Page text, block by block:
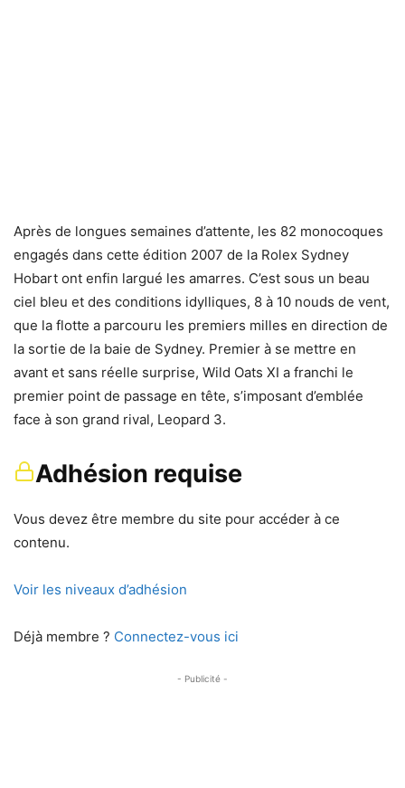
Après de longues semaines d’attente, les 82 monocoques
engagés dans cette édition 2007 de la Rolex Sydney
Hobart ont enfin largué les amarres. C’est sous un beau
ciel bleu et des conditions idylliques, 8 à 10 nouds de vent,
que la flotte a parcouru les premiers milles en direction de
la sortie de la baie de Sydney. Premier à se mettre en
avant et sans réelle surprise, Wild Oats XI a franchi le
premier point de passage en tête, s’imposant d’emblée
face à son grand rival, Leopard 3.
Adhésion requise
Vous devez être membre du site pour accéder à ce
contenu.
Voir les niveaux d’adhésion
Déjà membre ? Connectez-vous ici
- Publicité -